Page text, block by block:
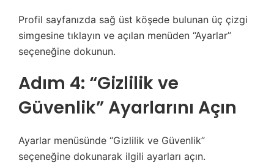
Profil sayfanızda sağ üst köşede bulunan üç çizgi
simgesine tıklayın ve açılan menüden “Ayarlar”
seçeneğine dokunun.
Adım 4: “Gizlilik ve
Güvenlik” Ayarlarını Açın
Ayarlar menüsünde “Gizlilik ve Güvenlik”
seçeneğine dokunarak ilgili ayarları açın.